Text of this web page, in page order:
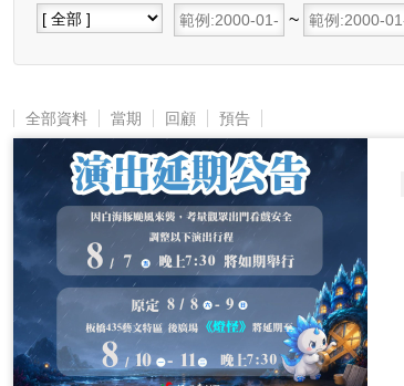
開始日期
~
全部資料 當期 回顧 預告